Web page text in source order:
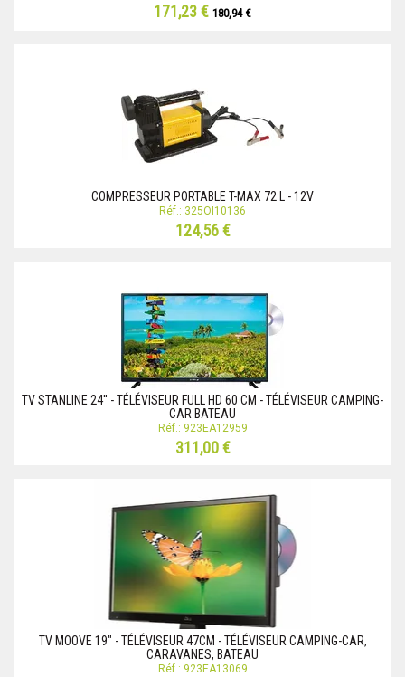
171,23 € 180,94 €
COMPRESSEUR PORTABLE T-MAX 72 L - 12V
Réf.: 325OI10136
124,56 €
TV STANLINE 24'' - TÉLÉVISEUR FULL HD 60 CM - TÉLÉVISEUR CAMPING-
CAR BATEAU
Réf.: 923EA12959
311,00 €
TV MOOVE 19" - TÉLÉVISEUR 47CM - TÉLÉVISEUR CAMPING-CAR,
CARAVANES, BATEAU
Réf.: 923EA13069